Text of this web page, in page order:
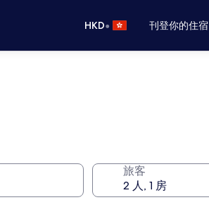
HKD• 刊登你的住宿
旅客